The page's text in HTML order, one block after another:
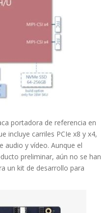
portadora de referencia en
incluye carriles PCIe x8 y x4,
audio y vídeo. Aunque el
preliminar, aún no se han
un kit de desarrollo para